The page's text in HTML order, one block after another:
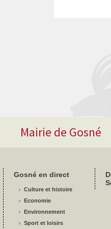
Mairie de Gosné
Gosné en direct
Culture et histoire
Economie
Environnement
Sport et loisirs